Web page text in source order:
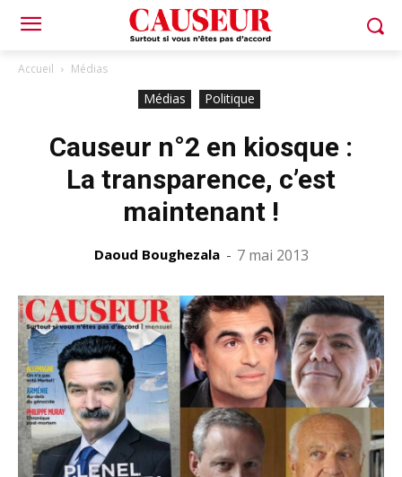
Accueil Médias
Médias Politique
Causeur n°2 en kiosque :
La transparence, c’est
maintenant !
Daoud Boughezala - 7 mai 2013